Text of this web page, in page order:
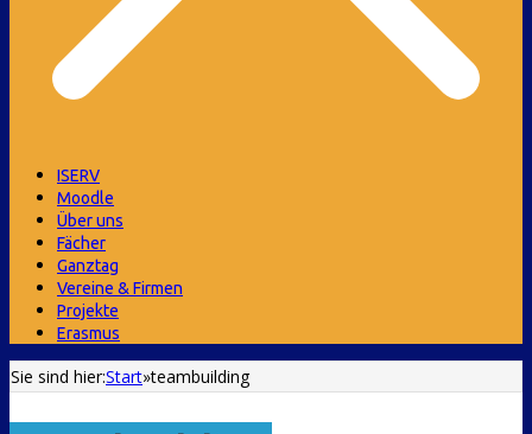
ISERV
Moodle
Über uns
Fächer
Ganztag
Vereine & Firmen
Projekte
Erasmus
Sie sind hier:Start»teambuilding